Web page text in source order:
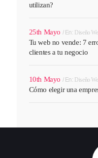
utilizan?
25th Mayo En: Diseño
Tu web no vende: 7
clientes a tu negocio
10th Mayo En: Diseño
Cómo elegir una